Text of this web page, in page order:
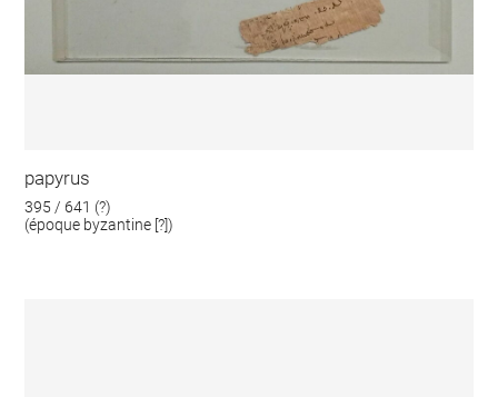
papyrus
395 / 641 (?)
(époque byzantine [?])